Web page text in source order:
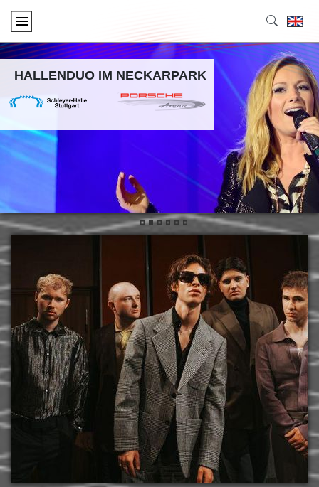
HALLENDUO IM NECKARPARK
• • • • • •